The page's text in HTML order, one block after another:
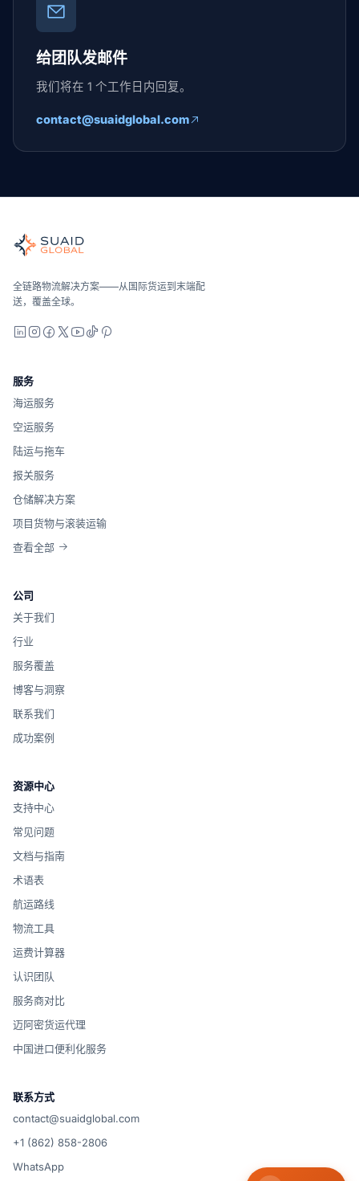
给团队发邮件
我们将在 1 个工作日内回复。
contact@suaidglobal.com
全球海运、空运、陆运、海关和仓储的独立货运协调者。运营
海洋、空中和地面——与运营商无关地进行比较，全面报价，
Suaid Global不出售运营商运力。每条航线都会与海运、空运
全链路物流解决方案——从国际货运到末端配
送，覆盖全球。
LinkedIn
Instagram
Facebook
X YouTube
TikTok
服务
海运服务
空运服务
陆运与拖车
报关服务
仓储解决方案
项目货物与滚装运输
查看全部
公司
关于我们
行业
服务覆盖
博客与洞察
联系我们
成功案例
资源中心
支持中心
常见问题
文档与指南
术语表
航运路线
物流工具
运费计算器
认识团队
服务商对比
迈阿密货运代理
中国进口便利化服务
联系方式
contact@suaidglobal.com
+1 (862) 858-2806
WhatsApp